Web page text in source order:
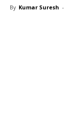
By Kumar Suresh -